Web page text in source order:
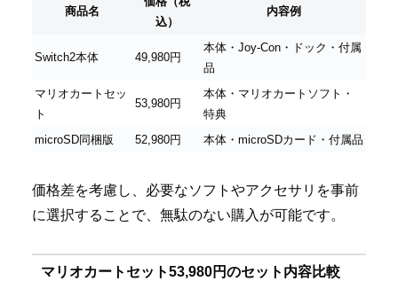
商品名
込）
内容例
Switch2本体 49,980円
本体・Joy-Con・ドック・付属
品
マリオカートセッ
ト
53,980円
本体・マリオカートソフト・
特典
microSD同梱版
52,980円 本体・microSDカード・付属品
価格差を考慮し、必要なソフトやアクセサリを事前
に選択することで、無駄のない購入が可能です。
マリオカートセット53,980円のセット内容比較